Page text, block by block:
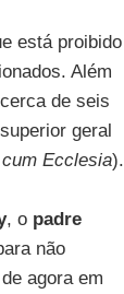
está proibido
Além
de seis
geral
Ecclesia).
, o padre
não
agora em